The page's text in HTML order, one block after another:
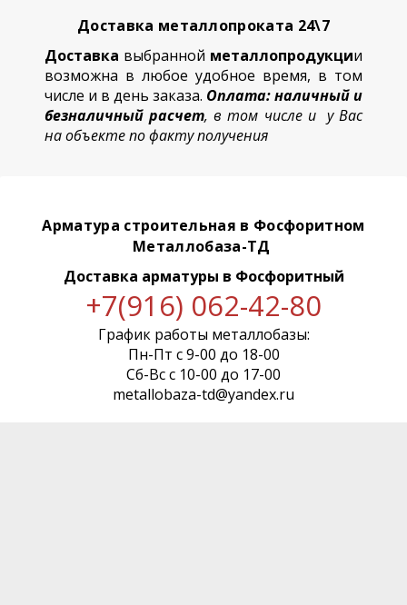
Доставка металлопроката 24\7
Доставка выбранной металлопродукции
возможна в любое удобное время, в том
числе и в день заказа. Оплата: наличный и
безналичный расчет, в том числе и у Вас
на объекте по факту получения
Арматура строительная в Фосфоритном
Металлобаза-ТД
Доставка арматуры в Фосфоритный
+7(916) 062-42-80
График работы металлобазы:
Пн-Пт с 9-00 до 18-00
Сб-Вс с 10-00 до 17-00
metallobaza-td@yandex.ru